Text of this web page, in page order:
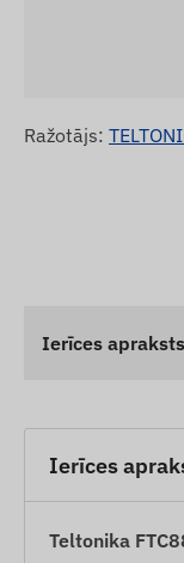
Ražotājs:
Ierīces
Ierīces
Teltonika